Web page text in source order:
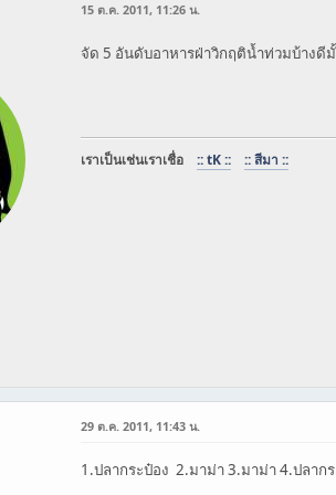
15 ต.ค. 2011, 11:26 น.
จัด 5 อันดับอาหารฝ่าวิกฤติน้ำท่วมบ้างดี
เราเป็นเช่นเราเชื่อ :: tK :: :: สีมา ::
29 ต.ค. 2011, 11:43 น.
1.ปลากระป๋อง 2.มาม่า 3.มาม่า 4.ปลาก